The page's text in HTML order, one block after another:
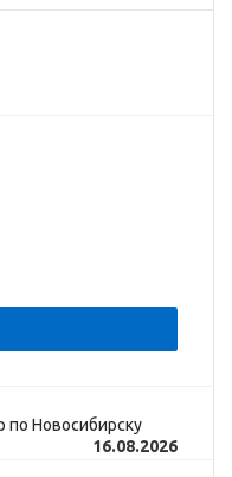
Новосибирску
16.08.2026